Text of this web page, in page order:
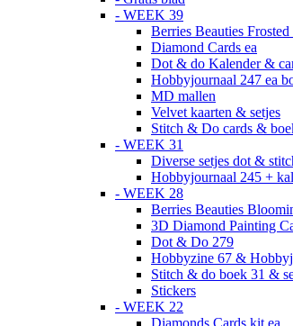
- WEEK 39
Berries Beauties Frosted
Diamond Cards ea
Dot & do Kalender &
Hobbyjournaal 247 ea
MD mallen
Velvet kaarten & setjes
Stitch & Do cards &
- WEEK 31
Diverse setjes dot &
Hobbyjournaal 245 +
- WEEK 28
Berries Beauties
3D Diamond Painting
Dot & Do 279
Hobbyzine 67 &
Stitch & do boek 31 &
Stickers
- WEEK 22
Diamonds Cards kit ea